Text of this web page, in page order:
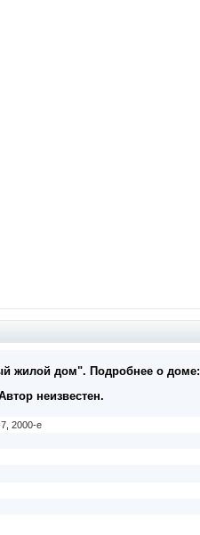
жилой дом". Подробнее о доме:
неизвестен.
2000-е